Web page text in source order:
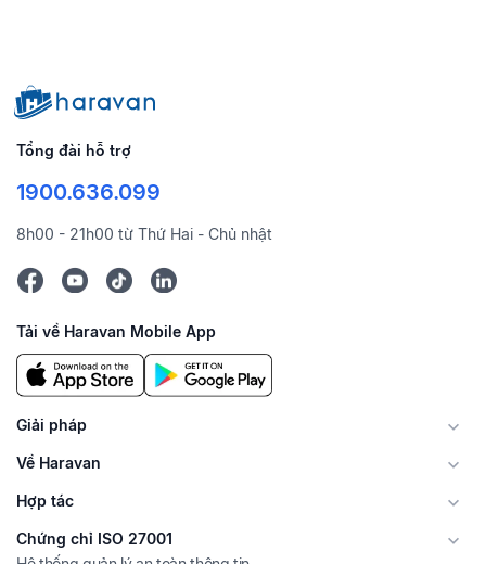
Tổng đài hỗ trợ
1900.636.099
8h00 - 21h00 từ Thứ Hai - Chủ nhật
Tải về Haravan Mobile App
Giải pháp
Về Haravan
Hợp tác
Chứng chỉ ISO 27001